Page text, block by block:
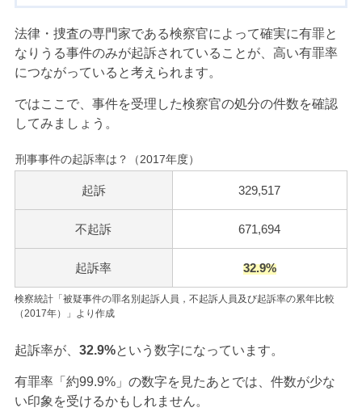
法律・捜査の専門家である検察官によって確実に有罪と
なりうる事件のみが起訴されていることが、高い有罪率
につながっていると考えられます。
ではここで、事件を受理した検察官の処分の件数を確認
してみましょう。
刑事事件の起訴率は？（2017年度）
起訴 329,517
不起訴 671,694
起訴率 32.9%
検察統計「被疑事件の罪名別起訴人員，不起訴人員及び起訴率の累年比較
（2017年）」より作成
起訴率が、 32.9%という数字になっています。
有罪率「約99.9%」の数字を見たあとでは、件数が少な
い印象を受けるかもしれません。